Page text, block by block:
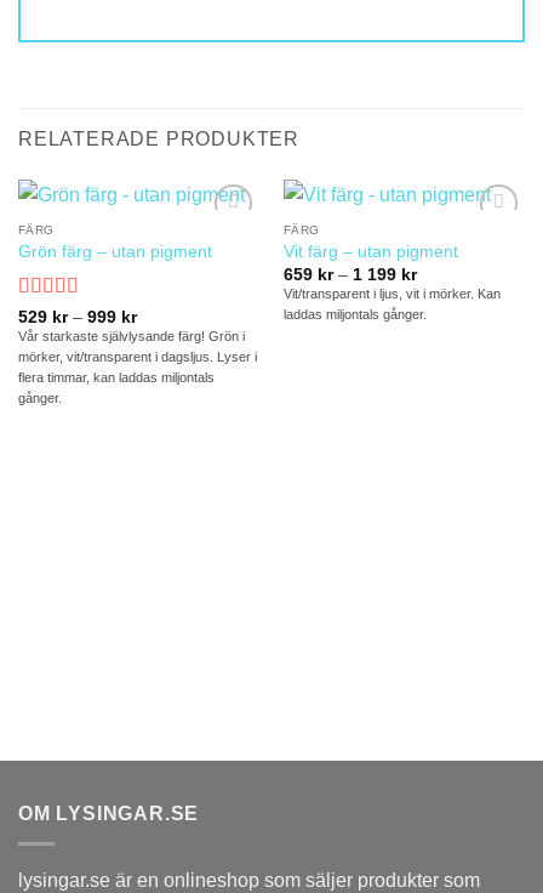
RELATERADE PRODUKTER
önskelistan
FÄRG
Grön färg – utan pigment
Betygsatt5
av 5
529 kr – 999 krPrisintervall:
529 kr
till
999 kr
Vår starkaste självlysande färg! Grön i
mörker, vit/transparent i dagsljus. Lyser i
flera timmar, kan laddas miljontals
gånger.
önskelistan
FÄRG
Vit färg – utan pigment
659 kr – 1 199 krPrisintervall:
659 kr
till
1
Vit/transparent i ljus, vit i mörker. Kan
laddas miljontals gånger.
OM LYSINGAR.SE
lysingar.se är en onlineshop som säljer produkter som